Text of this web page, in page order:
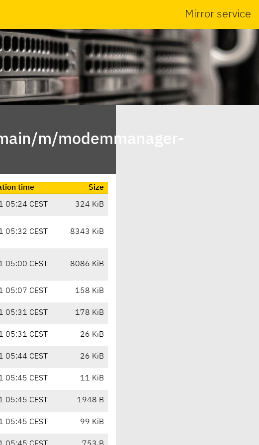
Mirror service
m/modemmanager-
time
Size
CEST 324 KiB
CEST 8343 KiB
CEST 8086 KiB
CEST 158 KiB
CEST 178 KiB
CEST 26 KiB
CEST 26 KiB
CEST 11 KiB
CEST 1948 B
CEST 99 KiB